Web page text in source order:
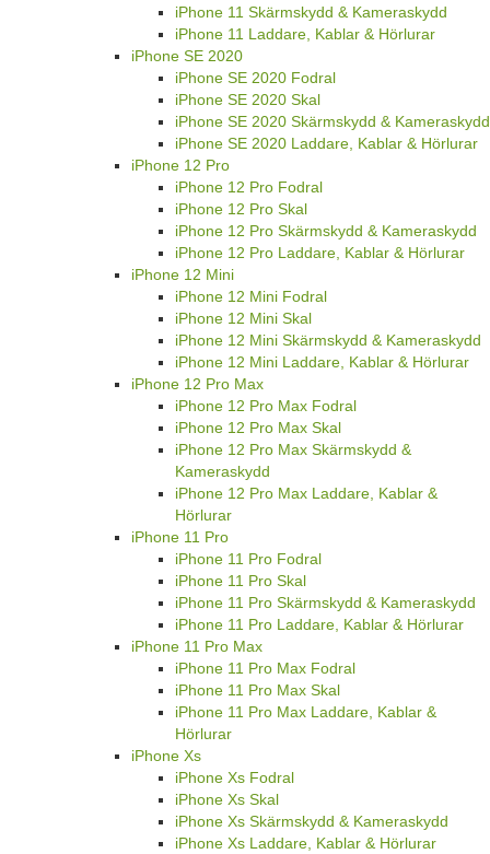
iPhone 11 Skärmskydd & Kameraskydd
iPhone 11 Laddare, Kablar & Hörlurar
iPhone SE 2020
iPhone SE 2020 Fodral
iPhone SE 2020 Skal
iPhone SE 2020 Skärmskydd & Kameraskydd
iPhone SE 2020 Laddare, Kablar & Hörlurar
iPhone 12 Pro
iPhone 12 Pro Fodral
iPhone 12 Pro Skal
iPhone 12 Pro Skärmskydd & Kameraskydd
iPhone 12 Pro Laddare, Kablar & Hörlurar
iPhone 12 Mini
iPhone 12 Mini Fodral
iPhone 12 Mini Skal
iPhone 12 Mini Skärmskydd & Kameraskydd
iPhone 12 Mini Laddare, Kablar & Hörlurar
iPhone 12 Pro Max
iPhone 12 Pro Max Fodral
iPhone 12 Pro Max Skal
iPhone 12 Pro Max Skärmskydd &
Kameraskydd
iPhone 12 Pro Max Laddare, Kablar &
Hörlurar
iPhone 11 Pro
iPhone 11 Pro Fodral
iPhone 11 Pro Skal
iPhone 11 Pro Skärmskydd & Kameraskydd
iPhone 11 Pro Laddare, Kablar & Hörlurar
iPhone 11 Pro Max
iPhone 11 Pro Max Fodral
iPhone 11 Pro Max Skal
iPhone 11 Pro Max Laddare, Kablar &
Hörlurar
iPhone Xs
iPhone Xs Fodral
iPhone Xs Skal
iPhone Xs Skärmskydd & Kameraskydd
iPhone Xs Laddare, Kablar & Hörlurar